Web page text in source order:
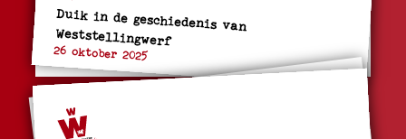
Duik in de geschiedenis van
Weststellingwerf
26 oktober 2025